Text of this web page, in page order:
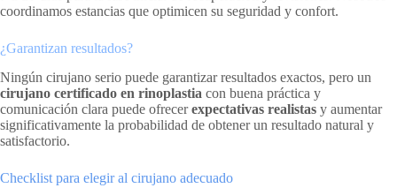
coordinamos estancias que optimicen su seguridad y confort.
¿Garantizan resultados?
Ningún cirujano serio puede garantizar resultados exactos, pero un
cirujano certificado en rinoplastia con buena práctica y
comunicación clara puede ofrecerexpectativas realistas y aumentar
significativamente la probabilidad de obtener un resultado natural y
satisfactorio.
Checklist para elegir al cirujano adecuado